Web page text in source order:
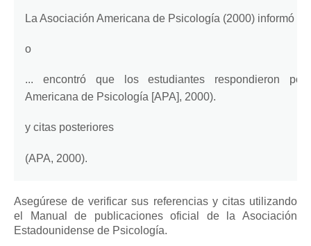
La Asociación Americana de Psicología (2000) informó
o
... encontró que los estudiantes respondieron
Americana de Psicología [APA], 2000).
y citas posteriores
(APA, 2000).
Asegúrese de verificar sus referencias y citasutilizando
el Manual de publicaciones oficial de la Asociación
Estadounidense de Psicología.